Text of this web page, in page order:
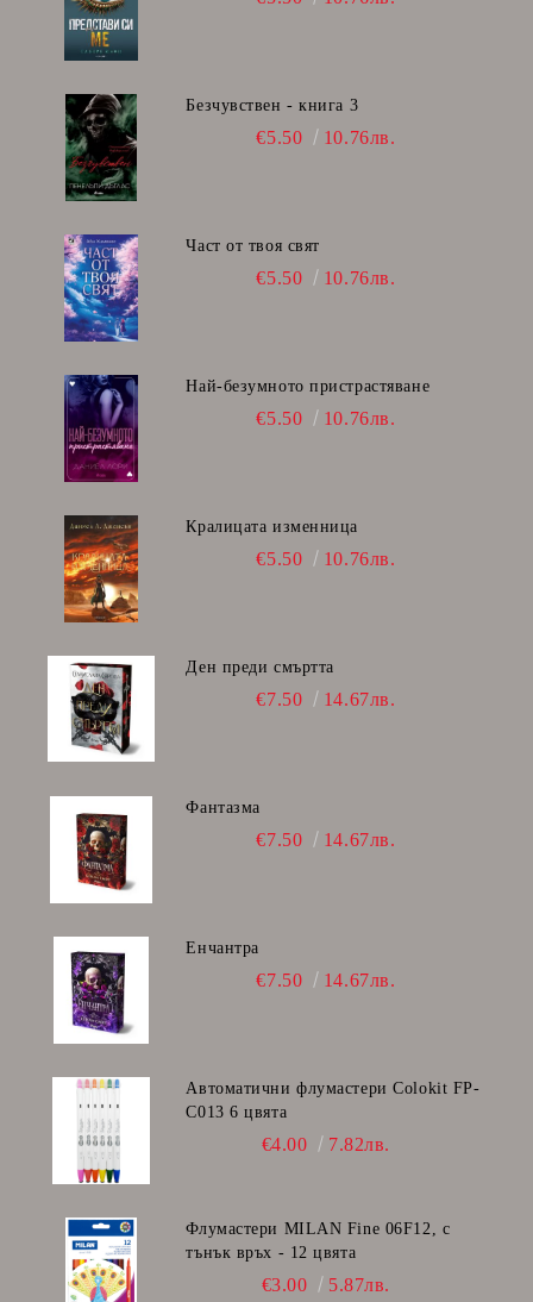
Безчувствен - книга 3
€5.50 10.76лв.
Част от твоя свят
€5.50 10.76лв.
Най-безумното пристрастяване
€5.50 10.76лв.
Кралицата изменница
€5.50 10.76лв.
Ден преди смъртта
€7.50 14.67лв.
Фантазма
€7.50 14.67лв.
Енчантра
€7.50 14.67лв.
Автоматични флумастери Colokit FP-
C013 6 цвята
€4.00 7.82лв.
Флумастери MILAN Fine 06F12, с
тънък връх - 12 цвята
€3.00 5.87лв.